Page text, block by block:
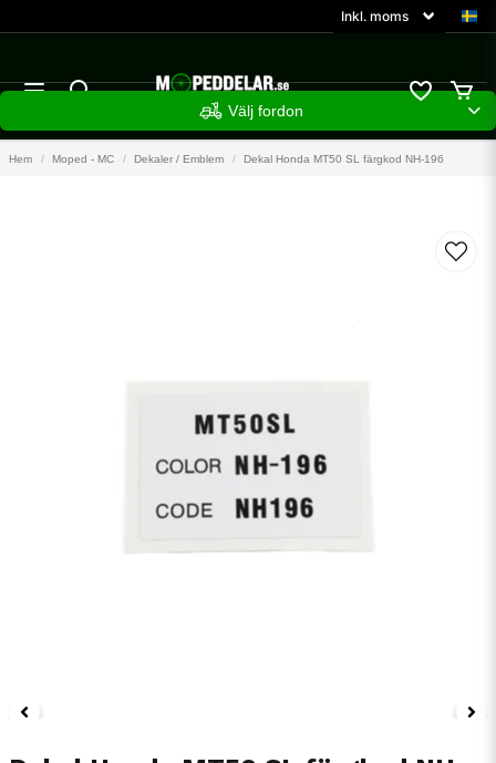
Välj fordon
Hem Moped - MC Dekaler / Emblem Dekal Honda MT50 SL färgkod NH-196